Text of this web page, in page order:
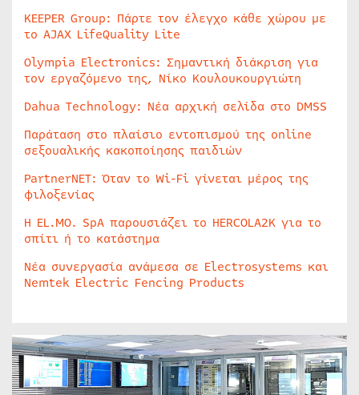
KEEPER Group: Πάρτε τον έλεγχο κάθε χώρου με
το AJAX LifeQuality Lite
Olympia Electronics: Σημαντική διάκριση για
τον εργαζόμενο της, Νίκο Κουλουκουργιώτη
Dahua Technology: Νέα αρχική σελίδα στο DMSS
Παράταση στο πλαίσιο εντοπισμού της online
σεξουαλικής κακοποίησης παιδιών
PartnerNET: Όταν το Wi-Fi γίνεται μέρος της
φιλοξενίας
Η EL.MO. SpA παρουσιάζει το HERCOLA2K για το
σπίτι ή το κατάστημα
Νέα συνεργασία ανάμεσα σε Electrosystems και
Nemtek Electric Fencing Products